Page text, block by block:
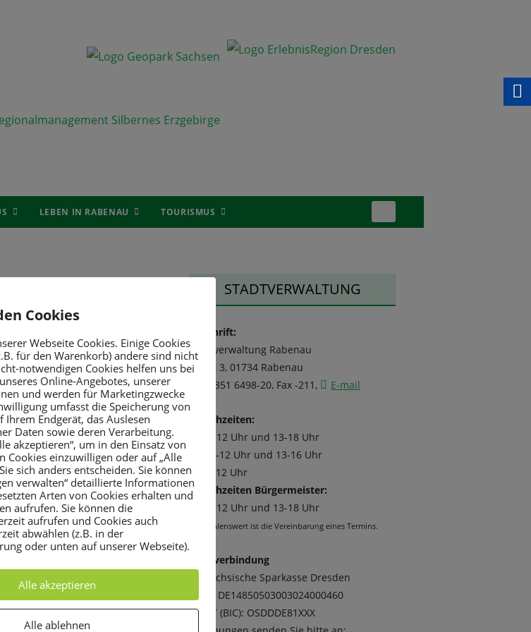
LEBEN IN RABENAU TOURISMUS
Suchen
I
n
n
e
u
e
m
F
e
n
s
r
Ortschaftsrates von
Uhr, in den
Gastes Oelsa,
Haupt-STADTVERWALTUNG
Anschrift:
Stadtverwaltung Rabenau
Markt 3, 01734 Rabenau
Tel. 0351 6498-20, Fax -211,
E-mail
Sprechzeiten:
Di 09-12 Uhr und 13-18 Uhr
Do 09-12 Uhr und 13-16 Uhr
Fr 09-12 Uhr
Sprechzeiten Bürgermeister:
Di 09-12 Uhr und 13-18 Uhr
Empfehlenswert ist die Vereinbarung eines Termins.
Bankverbindung
Ostsächsische Sparkasse Dresden
IBAN: DE14850503003024000460
SWIFT (BIC): OSDDDE81XXX
Cookies
Webseite Cookies. Einige Cookies
für den Warenkorb) andere sind nicht
notwendigen Cookies helfen uns bei
Online-Angebotes, unserer
und werden für Marketingzwecke
umfasst die Speicherung von
Endgerät, das Auslesen
Daten sowie deren Verarbeitung.
akzeptieren“, um in den Einsatz von
Cookies einzuwilligen oder auf „Alle
sich anders entscheiden. Sie können
verwalten“ detaillierte Informationen
Arten von Cookies erhalten und
aufrufen. Sie können die
aufrufen und Cookies auch
abwählen (z.B. in der
oder unten auf unserer Webseite).
Alle akzeptieren
Alle ablehnen